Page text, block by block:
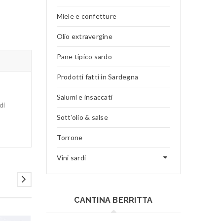
Miele e confetture
Olio extravergine
Pane tipico sardo
Prodotti fatti in Sardegna
Salumi e insaccati
Sott'olio & salse
Torrone
Vini sardi
CANTINA BERRITTA